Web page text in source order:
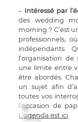
– Intéressé par
des wedding
morning ? C’est
professionnels,
indépendants.
l’organisation
une limite entre
être abordés.
un sujet afin
toutes vos
l’occasion de
L’agenda est ici
Ⓒ
Cathy